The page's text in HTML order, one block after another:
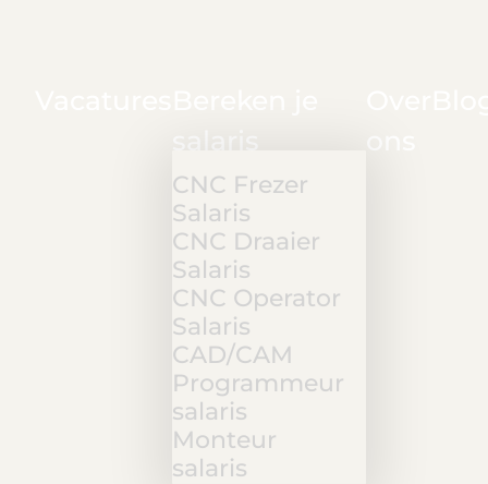
CNC Frezer
Salaris
CNC Draaier
Salaris
CNC Operator
Salaris
CAD/CAM
Programmeur
salaris
Monteur
salaris